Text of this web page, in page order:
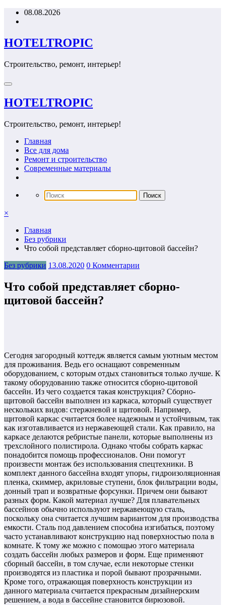
Перейти08.08.2026
HOTELTROPIC
Строительство, ремонт, интерьер!
HOTELTROPIC
Строительство, ремонт, интерьер!
Главная
Все для дома
Ремонт и строительство
Современные материалы
×
Главная
Без рубрики
Что собой представляет сборно-щитовой бассейн?
Без рубрики 13.08.2020 0 Комментарии
Что собой представляет сборно-
щитовой бассейн?
Сегодня загородный коттедж является самым уютным местом
для проживания. Ведь его оснащают современным
оборудованием, с которым отдых становиться только лучше. К
такому оборудованию также относится сборно-щитовой
бассейн. Из чего создается такая конструкция? Сборно-
щитовой бассейн выполнен из каркаса, который существует
нескольких видов: стержневой и щитовой. Например,
щитовой каркас считается более надежным и устойчивым, так
как изготавливается из нержавеющей стали. Как правило, на
каркасе делаются ребристые панели, которые выполнены из
трехслойного полистирола. Однако чтобы собрать каркас
понадобится помощь профессионалов. Они помогут
произвести монтаж без использования спецтехники. В
комплект данного бассейна входят упоры, гидроизоляционная
пленка, скиммер, акриловые ступени, блок фильтрации воды,
донный трап и возвратные форсунки. Причем они бывают
разных форм. Какой материал лучше? Для плавательных
бассейнов обычно используют нержавеющую сталь,
поскольку она считается лучшим вариантом для производства
емкости. Сталь под давлением способна изгибаться, поэтому
часто устанавливают конструкцию над поверхностью пола в
комнате. К тому же можно с помощью этого материала
создать бассейн любых размеров и форм. Еще применяют
сборный бассейн, в том случае, если некоторые стенки
производятся из пластика и порой бывают прозрачными.
Кроме того, отражающая поверхность конструкции из
данного материала считается прекрасным дизайнерским
решением, а вода в бассейне становится бирюзовой.